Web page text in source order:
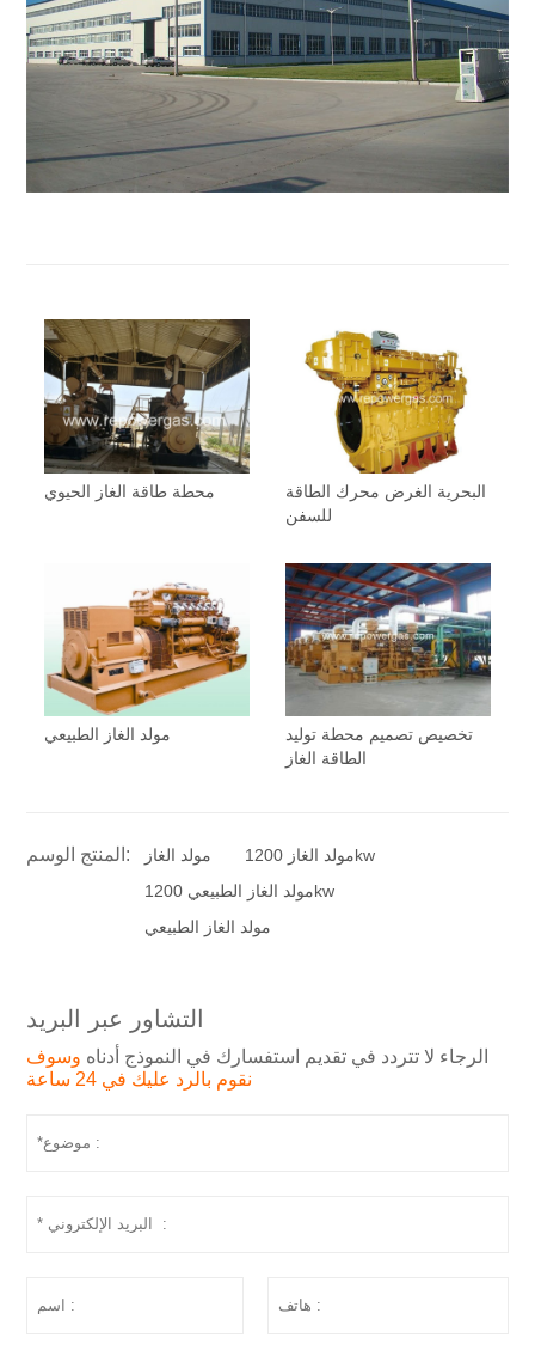
محطة طاقة الغاز الحيوي
البحرية الغرض محرك الطاقة
للسفن
مولد الغاز الطبيعي
تخصيص تصميم محطة توليد
الطاقة الغاز
المنتج الوسم: مولد الغاز
مولد الغاز 1200kw
مولد الغاز الطبيعي 1200kw
مولد الغاز الطبيعي
التشاور عبر البريد
الرجاء لا تتردد في تقديم استفسارك في النموذج أدناه وسوف
نقوم بالرد عليك في 24 ساعة